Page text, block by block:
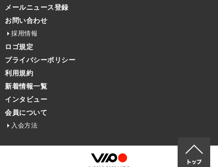
メールニュース登録
お問い合わせ
採用情報
ロゴ規定
プライバシーポリシー
利用規約
新着情報一覧
インタビュー
会員について
入会方法